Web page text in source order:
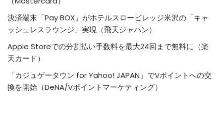
決済端末「Pay BOX」がホテルスロービレッジ米沢の「キャ
ッシュレスラウンジ」実現（飛天ジャパン）
Apple Storeでの分割払い手数料を最大24回まで無料に（楽
天カード）
「カジュゲータウン for Yahoo! JAPAN」でVポイントへの交
換を開始（DeNA/Vポイントマーケティング）